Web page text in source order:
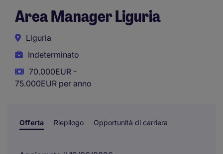
Area Manager Liguria
Liguria
Indeterminato
70.000EUR -
75.000EUR per anno
Offerta Riepilogo Opportunità di carriera